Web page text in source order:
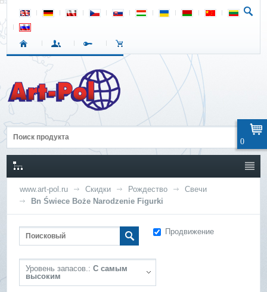
www.art-pol.ru Скидки Рождество
Свечи
Bn Świece Boże Narodzenie Figurki
Продвижение
Уровень запасов.: С самым
высоким
0